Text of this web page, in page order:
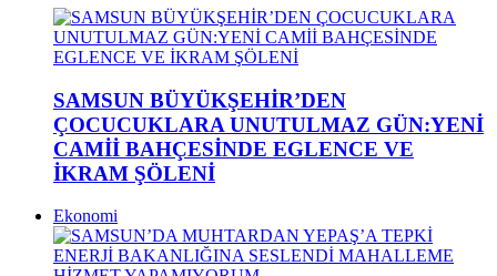
SAMSUN BÜYÜKŞEHİR’DEN
ÇOCUCUKLARA UNUTULMAZ GÜN:YENİ
CAMİİ BAHÇESİNDE EGLENCE VE
İKRAM ŞÖLENİ
Ekonomi